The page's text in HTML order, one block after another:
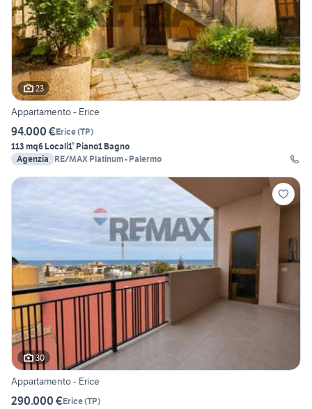
23
Appartamento - Erice
94.000 €Erice(TP)
113 mq6 Locali1° Piano1 Bagno
Agenzia
RE/MAX Platinum - Palermo
30
Appartamento - Erice
290.000 €Erice(TP)